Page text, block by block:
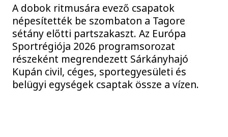
A dobok ritmusára evező csapatok
népesítették be szombaton a Tagore
sétány előtti partszakaszt. Az Európa
Sportrégiója 2026 programsorozat
részeként megrendezett Sárkányhajó
Kupán civil, céges, sportegyesületi és
belügyi egységek csaptak össze a vízen.